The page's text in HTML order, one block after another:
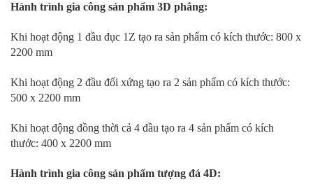
Hành trình gia công sản phẩm 3D phẳng:
Khi hoạt động 1 đầu đục 1Z tạo ra sản phẩm có kích thước: 800 x
2200 mm
Khi hoạt động 2 đầu đối xứng tạo ra 2 sản phẩm có kích thước:
500 x 2200 mm
Khi hoạt động đồng thời cả 4 đầu tạo ra 4 sản phẩm có kích
thước: 400 x 2200 mm
Hành trình gia công sản phẩm tượng đá 4D: